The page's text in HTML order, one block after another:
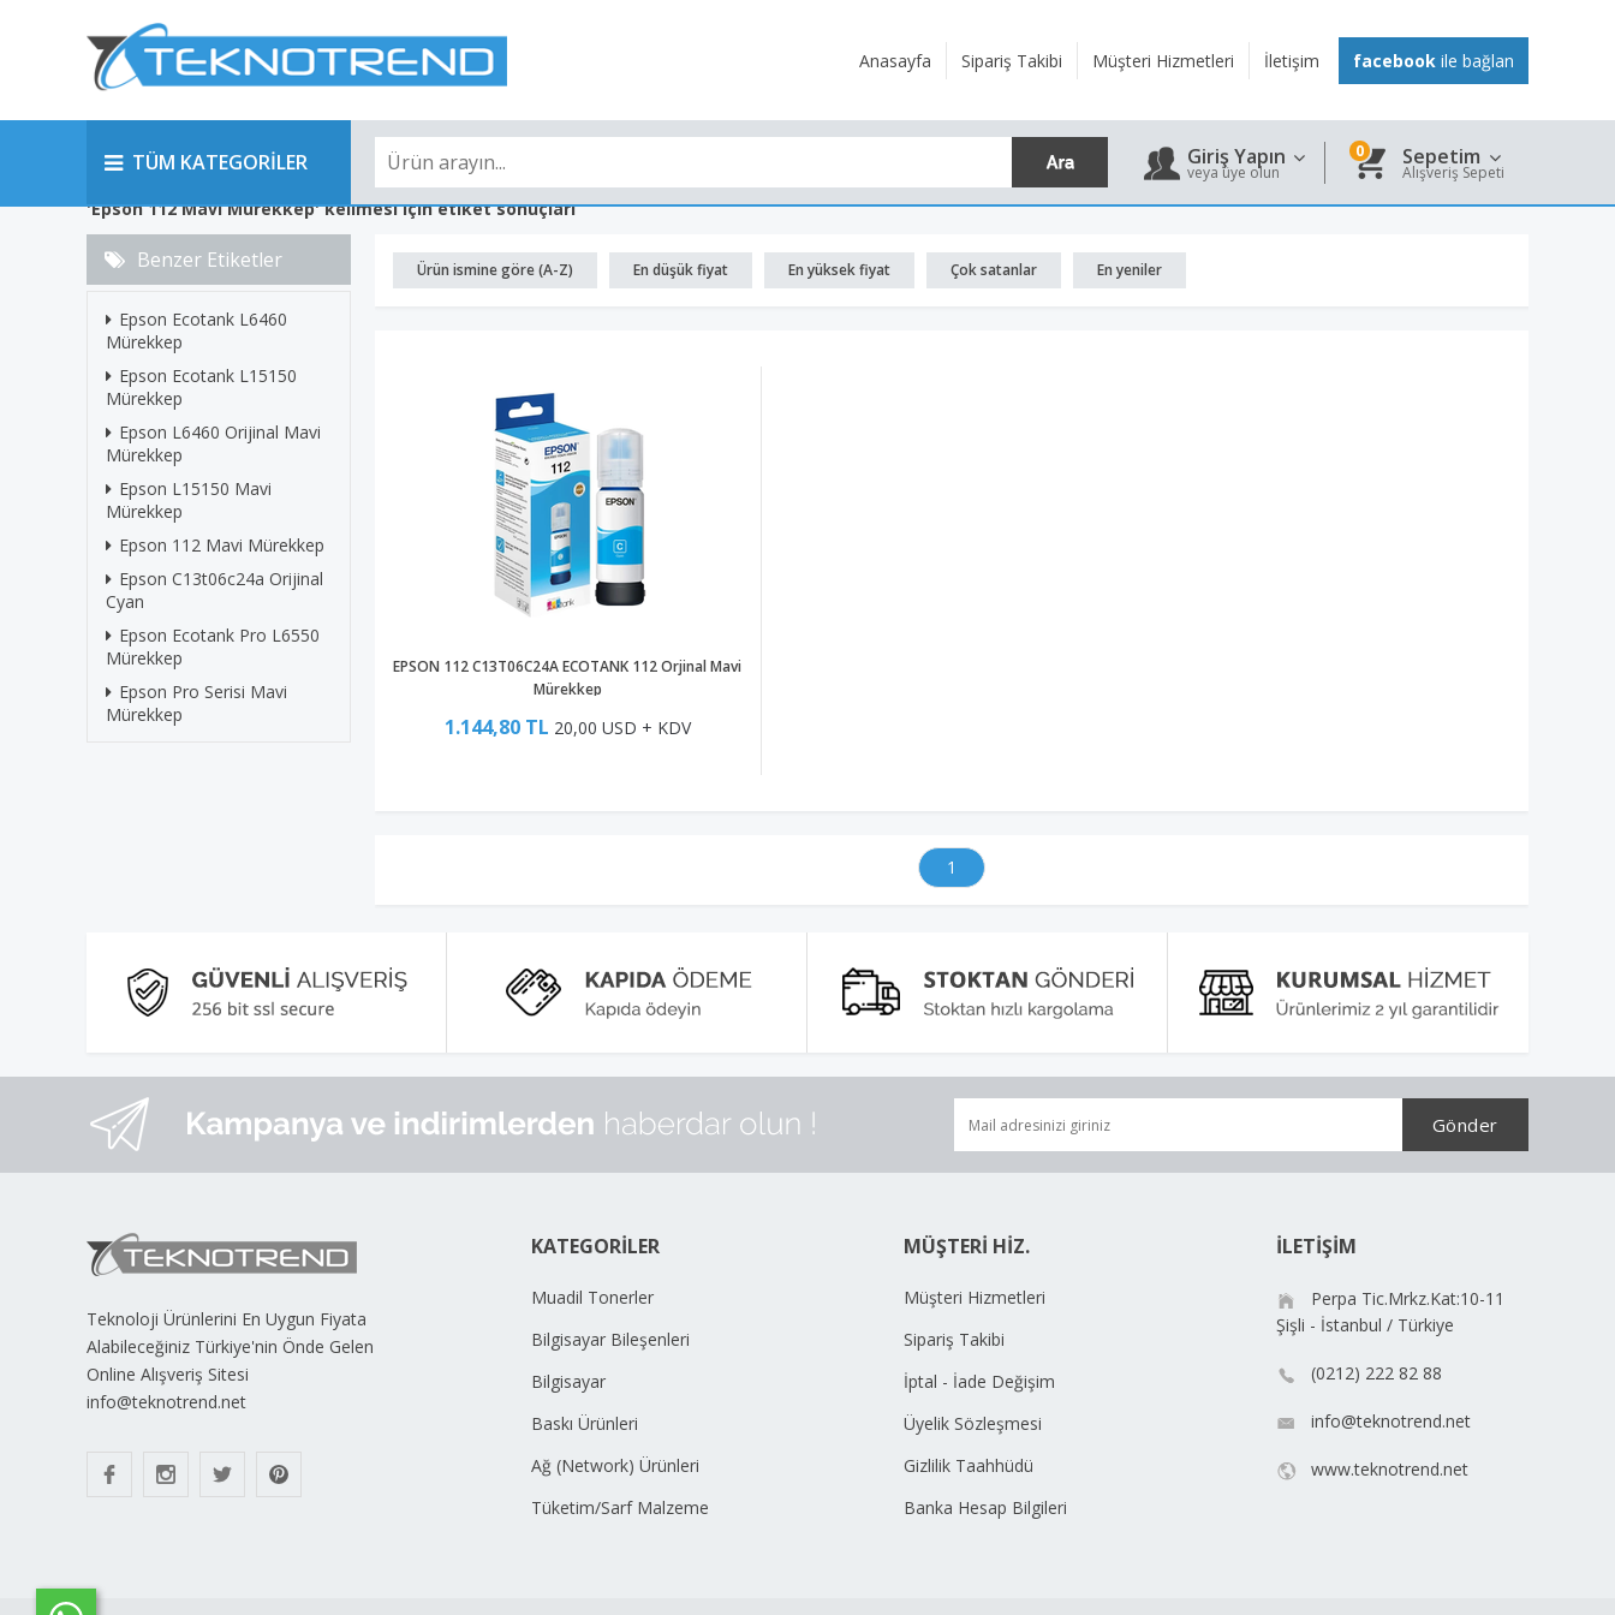
Anasayfa Sipariş Takibi Müşteri Hizmetleri İletişim facebook ile bağlan
TÜM KATEGORİLER Giriş Yapın
veya üye olun
0 Sepetim
Alışveriş Sepeti
'Epson 112 Mavi Mürekkep' kelimesi için etiket sonuçları
Benzer Etiketler
Epson Ecotank L6460
Mürekkep
Epson Ecotank L15150
Mürekkep
Epson L6460 Orijinal Mavi
Mürekkep
Epson L15150 Mavi
Mürekkep
Epson 112 Mavi Mürekkep
Epson C13t06c24a Orijinal
Cyan
Epson Ecotank Pro L6550
Mürekkep
Epson Pro Serisi Mavi
Mürekkep
Ürün ismine göre (A-Z) En düşük fiyat En yüksek fiyat Çok satanlar En yeniler
EPSON 112 C13T06C24A ECOTANK 112 Orjinal Mavi
Mürekkep
1.144,80 TL 20,00 USD + KDV
1
Teknoloji Ürünlerini En Uygun Fiyata
Alabileceğiniz Türkiye'nin Önde Gelen
Online Alışveriş Sitesi
info@teknotrend.net
KATEGORİLER
Muadil Tonerler
Bilgisayar Bileşenleri
Bilgisayar
Baskı Ürünleri
Ağ (Network) Ürünleri
Tüketim/Sarf Malzeme
MÜŞTERİ HİZ.
Müşteri Hizmetleri
Sipariş Takibi
İptal - İade Değişim
Üyelik Sözleşmesi
Gizlilik Taahhüdü
Banka Hesap Bilgileri
İLETİŞİM
Perpa Tic.Mrkz.Kat:10-11
Şişli - İstanbul / Türkiye
(0212) 222 82 88
info@teknotrend.net
www.teknotrend.net